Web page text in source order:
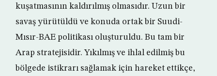
kuşatmasının kaldırılmış olmasıdır. Uzun bir
savaş yürütüldü ve konuda ortak bir Suudi-
Mısır-BAE politikası oluşturuldu. Bu tam bir
Arap stratejisidir. Yıkılmış ve ihlal edilmiş bu
bölgede istikrarı sağlamak için hareket ettikçe,